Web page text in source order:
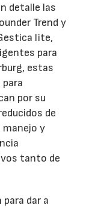
detalle las
Trend y
lite,
para
estas
por su
de
manejo y
tanto de
dar a